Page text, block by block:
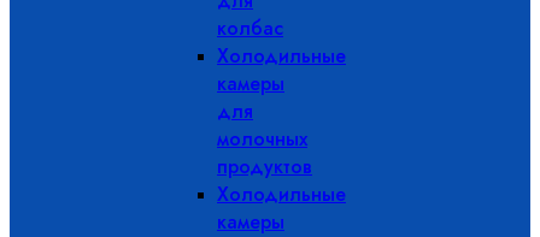
колбас
Холодильные
камеры
для
молочных
продуктов
Холодильные
камеры